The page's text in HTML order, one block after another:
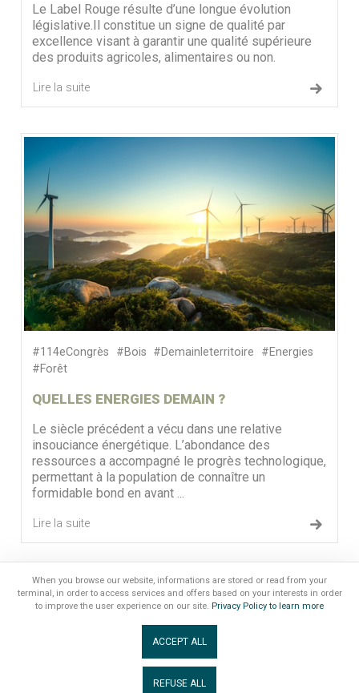
Le Label Rouge résulte d’une longue évolution
législative.Il constitue un signe de qualité par
excellence visant à garantir une qualité supérieure
des produits agricoles, alimentaires ou non.
Lire la suite
#114eCongrès #Bois #Demainleterritoire
#Energies
#Forêt
QUELLES ENERGIES DEMAIN ?
Le siècle précédent a vécu dans une relative
insouciance énergétique. L’abondance des
ressources a accompagné le progrès technologique,
permettant à la population de connaître un
formidable bond en avant ...
Lire la suite
»
Association Congrès Notaires de France
When you browse our website, informations are stored or read from your
terminal, in order to access services and offers based on your interests in order
to improve the user experience on our site. Privacy Policy to learn more
ACCEPT ALL
REFUSE ALL